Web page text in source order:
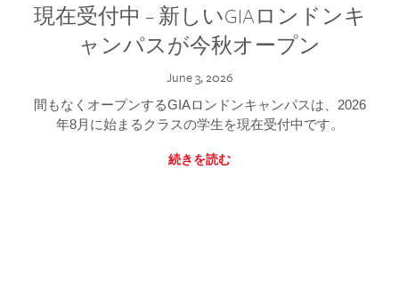
現在受付中 – 新しいGIAロンドンキ
ャンパスが今秋オープン
June 3, 2026
間もなくオープンするGIAロンドンキャンパスは、2026
年8月に始まるクラスの学生を現在受付中です。
続きを読む